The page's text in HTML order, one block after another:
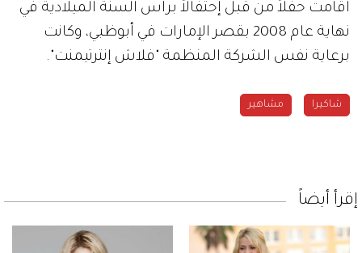
أقامت حفلاً من قبل إحتفالاً برأس السنة الميلادية في
نهاية عام 2008 بقصر الإمارات في أبوظبي، وكانت
برعاية نفس الشركة المنظمة "فلاش إنترتيمنت".
شاكيرا مشاهير
إقرأ أيضاً